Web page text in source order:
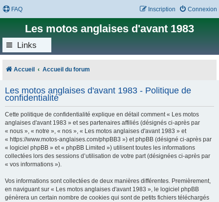
FAQ Connexion
Inscription
Les motos anglaises d'avant 1983
Links
Accueil Accueil du forum
Les motos anglaises d'avant 1983 - Politique de
confidentialité
Cette politique de confidentialité explique en détail comment « Les motos
anglaises d'avant 1983 » et ses partenaires affiliés (désignés ci-après par
« nous », « notre », « nos », « Les motos anglaises d'avant 1983 » et
« https://www.motos-anglaises.com/phpBB3 ») et phpBB (désigné ci-après par
« logiciel phpBB » et « phpBB Limited ») utilisent toutes les informations
collectées lors des sessions d’utilisation de votre part (désignées ci-après par
« vos informations »).
Vos informations sont collectées de deux manières différentes. Premièrement,
en naviguant sur « Les motos anglaises d'avant 1983 », le logiciel phpBB
génèrera un certain nombre de cookies qui sont de petits fichiers téléchargés